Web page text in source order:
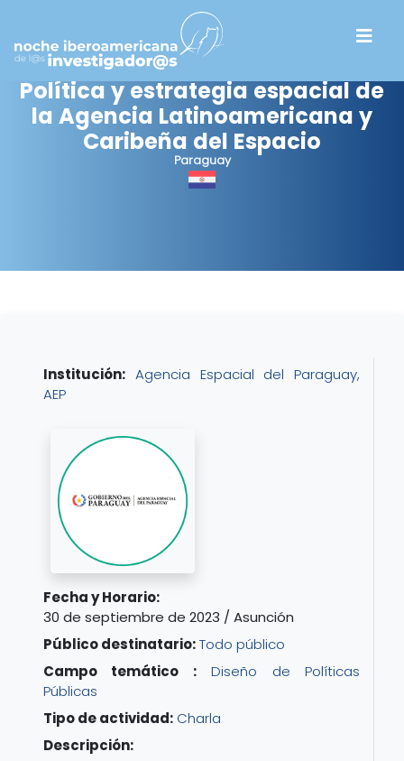
Política y estrategia espacial de
la Agencia Latinoamericana y
Caribeña del Espacio
Paraguay
Institución: Agencia Espacial del Paraguay,
AEP
Fecha y Horario:
30 de septiembre de 2023 / Asunción
Público destinatario:Todo público
Campo temático :
Diseño de Políticas
Públicas
Tipo de actividad: Charla
Descripción: